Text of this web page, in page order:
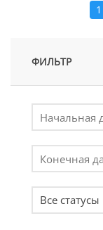
1
ФИЛЬТР